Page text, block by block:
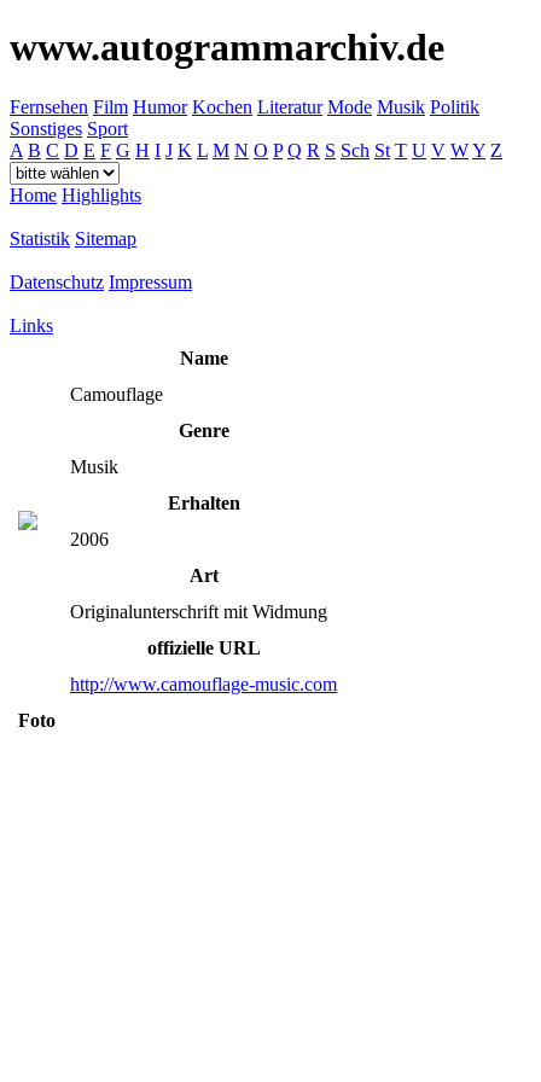
www.autogrammarchiv.de
Fernsehen Film Humor Kochen Literatur Mode Musik Politik
Sonstiges Sport
A B C D E F G H I J K L M N O P Q R S Sch St T U V WY Z
Home Highlights
Statistik Sitemap
Datenschutz Impressum
Links
Name
Camouflage
Genre
Musik
Erhalten
2006
Art
Originalunterschrift mit Widmung
offizielle URL
http://www.camouflage-music.com
Foto